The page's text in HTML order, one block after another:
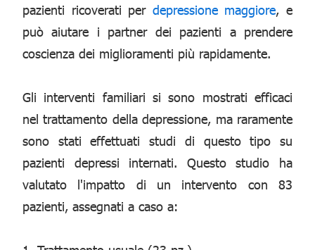
pazienti ricoverati per depressione maggiore, e
può aiutare i partner dei pazienti a prendere
coscienza dei miglioramenti più rapidamente.
Gli interventi familiari si sono mostrati efficaci
nel trattamento della depressione, ma raramente
sono stati effettuati studi di questo tipo su
pazienti depressi internati. Questo studio ha
valutato l'impatto di un intervento con 83
pazienti, assegnati a caso a: